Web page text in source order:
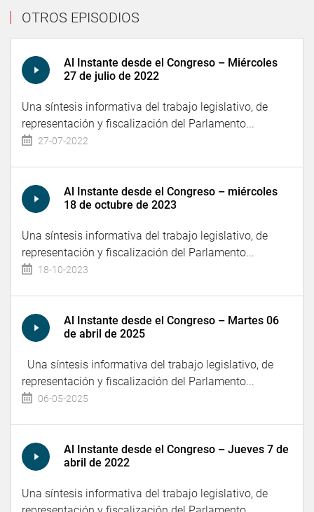
OTROS EPISODIOS
Al Instante desde el Congreso – Miércoles
27 de julio de 2022
Una síntesis informativa del trabajo legislativo, de
representación y fiscalización del Parlamento...
27-07-2022
Al Instante desde el Congreso – miércoles
18 de octubre de 2023
Una síntesis informativa del trabajo legislativo, de
representación y fiscalización del Parlamento...
18-10-2023
Al Instante desde el Congreso – Martes 06
de abril de 2025
Una síntesis informativa del trabajo legislativo, de
representación y fiscalización del Parlamento...
06-05-2025
Al Instante desde el Congreso – Jueves 7 de
abril de 2022
Una síntesis informativa del trabajo legislativo, de